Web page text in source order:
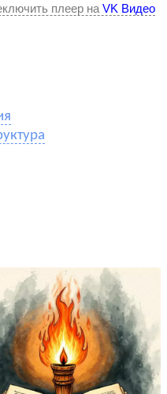
плеер на VK Видео